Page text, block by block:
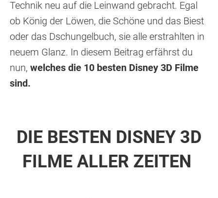
Technik neu auf die Leinwand gebracht. Egal
ob König der Löwen, die Schöne und das Biest
oder das Dschungelbuch, sie alle erstrahlten in
neuem Glanz. In diesem Beitrag erfährst du
nun, welches die 10 besten Disney 3D Filme
sind.
DIE BESTEN DISNEY 3D
FILME ALLER ZEITEN